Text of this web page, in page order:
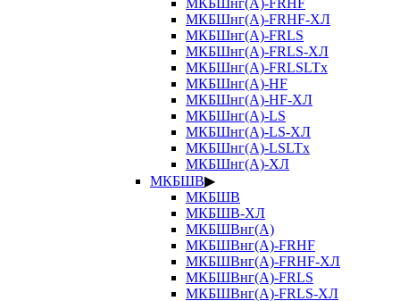
МКБШнг(А)-FRHF
МКБШнг(А)-FRHF-ХЛ
МКБШнг(А)-FRLS
МКБШнг(А)-FRLS-ХЛ
МКБШнг(А)-FRLSLTx
МКБШнг(А)-HF
МКБШнг(А)-HF-ХЛ
МКБШнг(А)-LS
МКБШнг(А)-LS-ХЛ
МКБШнг(А)-LSLTx
МКБШнг(А)-ХЛ
МКБШВ▶
МКБШВ
МКБШВ-ХЛ
МКБШВнг(А)
МКБШВнг(А)-FRHF
МКБШВнг(А)-FRHF-ХЛ
МКБШВнг(А)-FRLS
МКБШВнг(А)-FRLS-ХЛ